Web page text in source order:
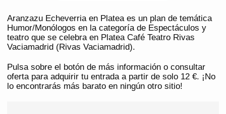
Aranzazu Echeverria en Platea es un plan de temática
Humor/Monólogos en la categoría de Espectáculos y
teatro que se celebra en Platea Café Teatro Rivas
Vaciamadrid (Rivas Vaciamadrid).
Pulsa sobre el botón de más información o consultar
oferta para adquirir tu entrada a partir de solo 12 €. ¡No
lo encontrarás más barato en ningún otro sitio!